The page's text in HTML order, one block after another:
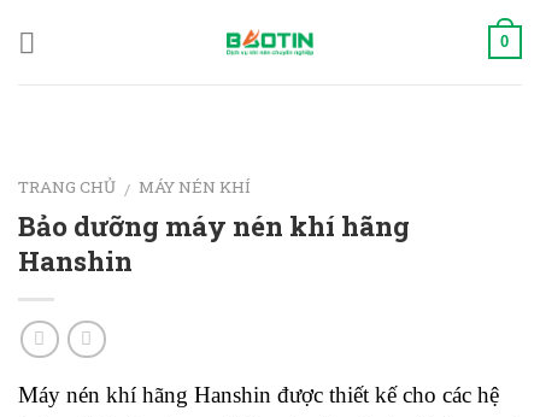
0
TRANG CHỦ / MÁY NÉN KHÍ
Bảo dưỡng máy nén khí hãng
Hanshin
Máy nén khí hãng Hanshin được thiết kế cho các hệ